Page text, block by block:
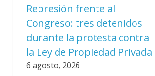
Represión frente al
Congreso: tres detenidos
durante la protesta contra
la Ley de Propiedad Privada
6 agosto, 2026